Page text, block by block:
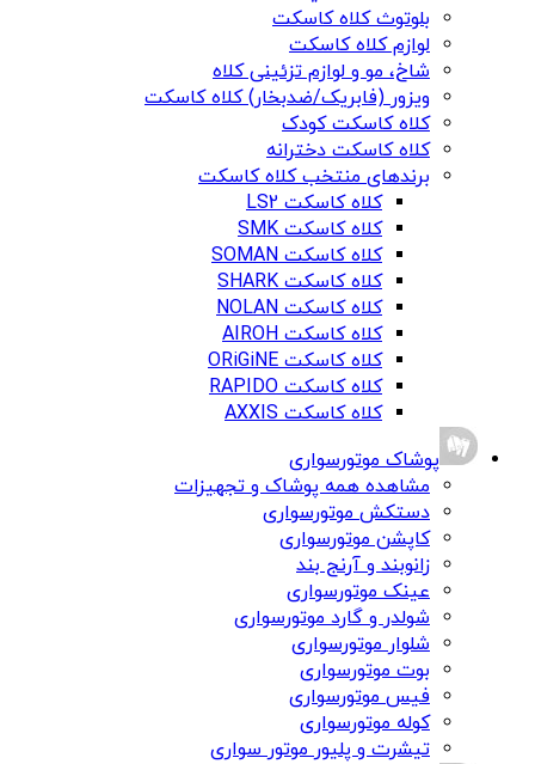
بلوتوث کلاه کاسکت
لوازم کلاه کاسکت
شاخ، مو و لوازم تزئینی کلاه
ویزور (فابریک/ضدبخار) کلاه کاسکت
کلاه کاسکت کودک
کلاه کاسکت دخترانه
برندهای منتخب کلاه کاسکت
کلاه کاسکت LS2
کلاه کاسکت SMK
کلاه کاسکت SOMAN
کلاه کاسکت SHARK
کلاه کاسکت NOLAN
کلاه کاسکت AIROH
کلاه کاسکت ORiGiNE
کلاه کاسکت RAPIDO
کلاه کاسکت AXXIS
پوشاک موتورسواری
مشاهده همه پوشاک و تجهیزات
دستکش موتورسواری
کاپشن موتورسواری
زانوبند و آرنج بند
عینک موتورسواری
شولدر و گارد موتورسواری
شلوار موتورسواری
بوت موتورسواری
فیس موتورسواری
کوله موتورسواری
تیشرت و پلیور موتور سواری